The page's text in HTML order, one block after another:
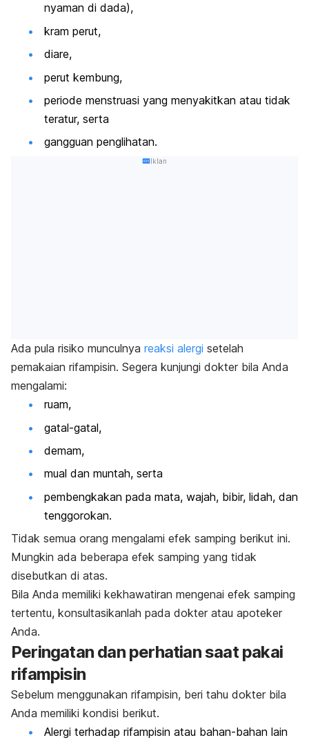
nyaman di dada),
kram perut,
diare,
perut kembung,
periode menstruasi yang menyakitkan atau tidak
teratur, serta
gangguan penglihatan.
Iklan
Ada pula risiko munculnya reaksi alergi setelah
pemakaian rifampisin. Segera kunjungi dokter bila Anda
mengalami:
ruam,
gatal-gatal,
demam,
mual dan muntah, serta
pembengkakan pada mata, wajah, bibir, lidah, dan
tenggorokan.
Tidak semua orang mengalami efek samping berikut ini.
Mungkin ada beberapa efek samping yang tidak
disebutkan di atas.
Bila Anda memiliki kekhawatiran mengenai efek samping
tertentu, konsultasikanlah pada dokter atau apoteker
Anda.
Peringatan dan perhatian saat pakai
rifampisin
Sebelum menggunakan rifampisin, beri tahu dokter bila
Anda memiliki kondisi berikut.
Alergi terhadap rifampisin atau bahan-bahan lain